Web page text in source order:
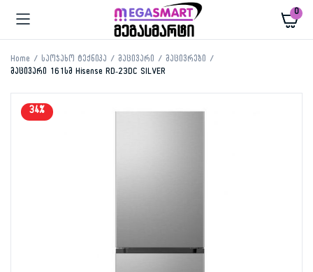
0
Home საოჯახო ტექნიკა მაცივარი
მაცივრები
მაცივარი 161სმ Hisense RD-23DC SILVER
34%